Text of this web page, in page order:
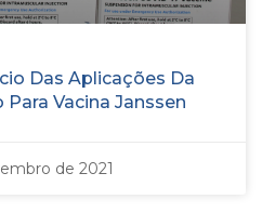
Das Aplicações Da
Vacina Janssen
de 2021